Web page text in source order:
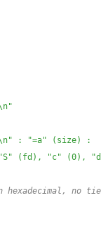
"=a" (size) :
"c" (0),
no